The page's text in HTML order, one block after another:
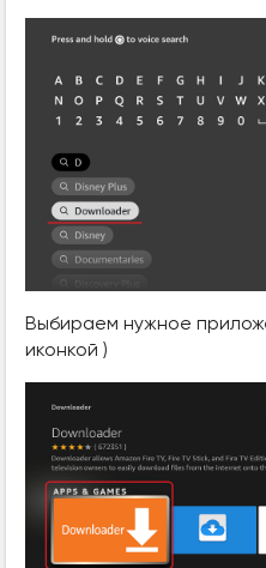
Выбираем нужное
иконкой )